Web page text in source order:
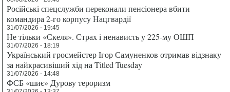
Російські спецслужби переконали пенсіонера вбити
командира 2-го корпусу Нацгвардії
31/07/2026 - 19:45
Не тільки «Скеля». Страх і ненависть у 225-му ОШП
31/07/2026 - 18:19
Український гросмейстер Ігор Самуненков отримав відзнаку
за найкрасивіший хід на Titled Tuesday
31/07/2026 - 14:48
ФСБ «шиє» Дурову тероризм